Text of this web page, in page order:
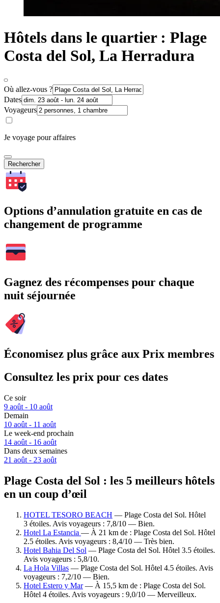
Hôtels dans le quartier : Plage
Costa del Sol, La Herradura
Où allez-vous ?
Dates
Voyageurs
Je voyage pour affaires
Rechercher
Options d’annulation gratuite en cas de
changement de programme
Gagnez des récompenses pour chaque
nuit séjournée
Économisez plus grâce aux Prix membres
Consultez les prix pour ces dates
Ce soir
9 août - 10 août
Demain
10 août - 11 août
Le week-end prochain
14 août - 16 août
Dans deux semaines
21 août - 23 août
Plage Costa del Sol : les 5 meilleurs hôtels
en un coup d’œil
HOTEL TESORO BEACH — Plage Costa del Sol. Hôtel
3 étoiles. Avis voyageurs : 7,8/10 — Bien.
Hotel La Estancia — À 21 km de : Plage Costa del Sol. Hôtel
2.5 étoiles. Avis voyageurs : 8,4/10 — Très bien.
Hotel Bahia Del Sol — Plage Costa del Sol. Hôtel 3.5 étoiles.
Avis voyageurs : 5,8/10.
La Hola Villas — Plage Costa del Sol. Hôtel 4.5 étoiles. Avis
voyageurs : 7,2/10 — Bien.
Hotel Estero y Mar— À 15,5 km de : Plage Costa del Sol.
Hôtel 4 étoiles. Avis voyageurs : 9,0/10 — Merveilleux.